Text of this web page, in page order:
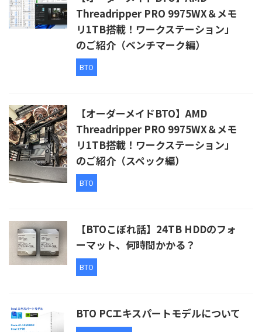
Threadripper PRO 9975WX＆メモ
リ1TB搭載！ワークステーション」
のご紹介（ベンチマーク編）
BTO
【オーダーメイドBTO】AMD
Threadripper PRO 9975WX＆メモ
リ1TB搭載！ワークステーション」
のご紹介（スペック編）
BTO
【BTOこぼれ話】24TB HDDのフォ
ーマット、何時間かかる？
BTO
BTO PCエキスパートモデルについて